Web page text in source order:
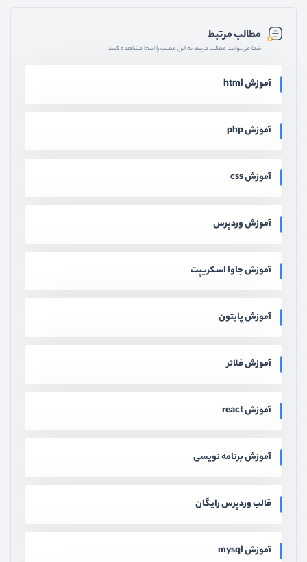
مطالب مرتبط
شما می‌توانید مطالب مرتبط به این مطلب را اینجا مشاهده کنید
آموزش html
آموزش php
آموزش css
آموزش وردپرس
آموزش جاوا اسکریپت
آموزش پایتون
آموزش فلاتر
آموزش react
آموزش برنامه نویسی
قالب وردپرس رایگان
آموزش mysql